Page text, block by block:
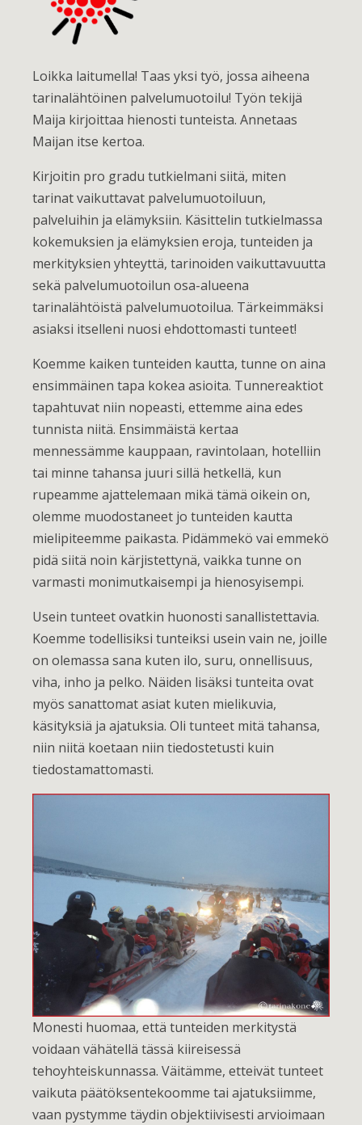
Loikka laitumella! Taas yksi työ, jossa aiheena
tarinalähtöinen palvelumuotoilu! Työn tekijä
Maija kirjoittaa hienosti tunteista. Annetaas
Maijan itse kertoa.
Kirjoitin pro gradu tutkielmani siitä, miten
tarinat vaikuttavat palvelumuotoiluun,
palveluihin ja elämyksiin. Käsittelin tutkielmassa
kokemuksien ja elämyksien eroja, tunteiden ja
merkityksien yhteyttä, tarinoiden vaikuttavuutta
sekä palvelumuotoilun osa-alueena
tarinalähtöistä palvelumuotoilua. Tärkeimmäksi
asiaksi itselleni nuosi ehdottomasti tunteet!
Koemme kaiken tunteiden kautta, tunne on aina
ensimmäinen tapa kokea asioita. Tunnereaktiot
tapahtuvat niin nopeasti, ettemme aina edes
tunnista niitä. Ensimmäistä kertaa
mennessämme kauppaan, ravintolaan, hotelliin
tai minne tahansa juuri sillä hetkellä, kun
rupeamme ajattelemaan mikä tämä oikein on,
olemme muodostaneet jo tunteiden kautta
mielipiteemme paikasta. Pidämmekö vai emmekö
pidä siitä noin kärjistettynä, vaikka tunne on
varmasti monimutkaisempi ja hienosyisempi.
Usein tunteet ovatkin huonosti sanallistettavia.
Koemme todellisiksi tunteiksi usein vain ne, joille
on olemassa sana kuten ilo, suru, onnellisuus,
viha, inho ja pelko. Näiden lisäksi tunteita ovat
myös sanattomat asiat kuten mielikuvia,
käsityksiä ja ajatuksia. Oli tunteet mitä tahansa,
niin niitä koetaan niin tiedostetusti kuin
tiedostamattomasti.
Monesti huomaa, että tunteiden merkitystä
voidaan vähätellä tässä kiireisessä
tehoyhteiskunnassa. Väitämme, etteivät tunteet
vaikuta päätöksentekoomme tai ajatuksiimme,
vaan pystymme täydin objektiivisesti arvioimaan